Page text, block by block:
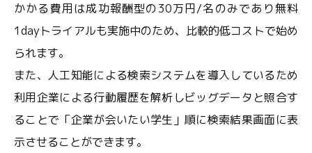
かかる費用は成功報酬型の30万円/名のみであり無料
1dayトライアルも実施中のため、比較的低コストで始め
られます。
また、人工知能による検索システムを導入しているため
利用企業による行動履歴を解析しビッグデータと照合す
ることで「企業が会いたい学生」順に検索結果画面に表
示させることができます。